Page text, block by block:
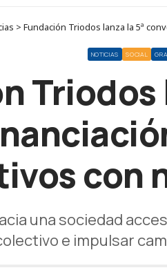
> Fundación Triodos lanza la 5ª
NOTICIAS SOCIAL
con
una sociedad
e impulsar